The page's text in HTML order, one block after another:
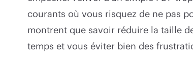
courants où vous risquez de ne pas
montrent que savoir réduire la taille
temps et vous éviter bien des